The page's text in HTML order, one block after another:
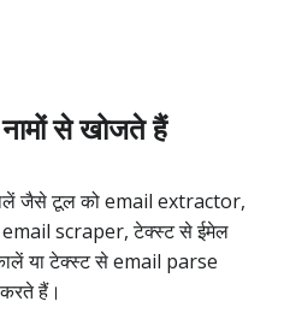
से खोजते हैं
जैसे टूल को email extractor,
scraper, टेक्स्ट से ईमेल
या टेक्स्ट से email parse
हैं।